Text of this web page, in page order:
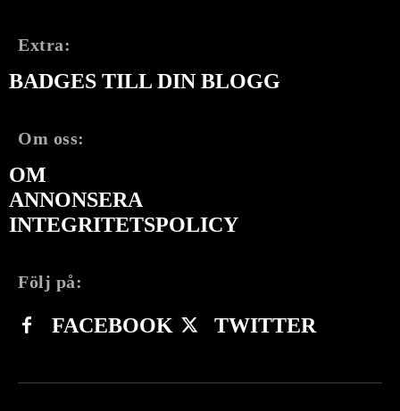
Extra:
BADGES TILL DIN BLOGG
Om oss:
OM
ANNONSERA
INTEGRITETSPOLICY
Följ på:
FACEBOOK TWITTER